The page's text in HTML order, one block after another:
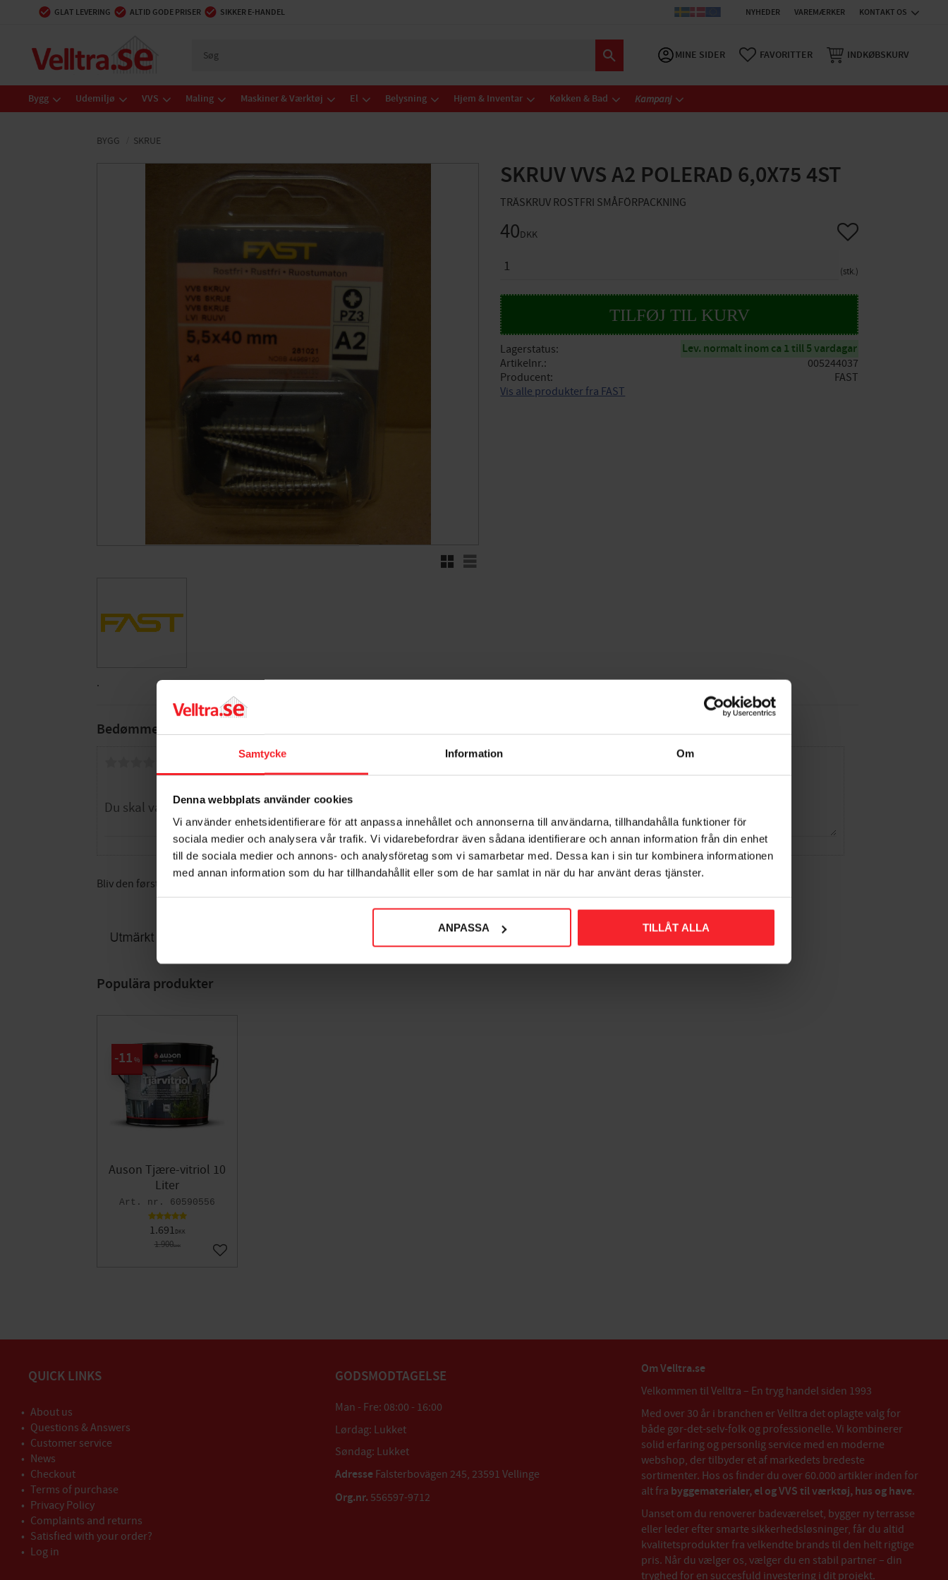
Samtycke Information Om
Denna webbplats använder cookies
Vi använder enhetsidentifierare för att anpassa innehållet och annonserna till användarna, tillhandahålla funktioner för
sociala medier och analysera vår trafik. Vi vidarebefordrar även sådana identifierare och annan information från din enhet
till de sociala medier och annons- och analysföretag som vi samarbetar med. Dessa kan i sin tur kombinera informationen
med annan information som du har tillhandahållit eller som de har samlat in när du har använt deras tjänster.
ANPASSA TILLÅT ALLA
GLAT LEVERING ALTID GODE PRISER SIKKER E-HANDEL NYHEDER VAREMÆRKER KONTAKT OS
MINE SIDER FAVORITTER INDKØBSKURV
Bygg Udemiljø VVS Maling Maskiner & Værktøj El Belysning Hjem & Inventar Køkken & Bad Kampanj
BYGG SKRUE
SKRUV VVS A2 POLERAD 6,0X75 4ST
TRÄSKRUV ROSTFRI SMÅFÖRPACKNING
RutenettListe
40DKK
stk.
Gem som favorit
Lagerstatus Lev. normalt inom ca 1 till 5 vardagar
Artikelnr.
005244037
Producent
FAST
Vis alle produkter fra FAST
.
Bedømmelser
Bliv den første, der giver en bedømmelse.
Populära produkter
Auson Tjære-vitriol 10
Liter
60590556
1.691DKK
1.900DKK
11 %
Gem som favorit
QUICK LINKS
About us
Questions & Answers
Customer service
News
Checkout
Terms of purchase
Privacy Policy
Complaints and returns
Satisfied with your order?
Log in
GODSMODTAGELSE
Man - Fre: 08:00 - 16:00
Lørdag: Lukket
Søndag: Lukket
AdresseFalsterbovägen 245, 23591 Vellinge
Org.nr. 556597-9712
Om Velltra.se
Velkommen til Velltra – En tryg handel siden 1993
Med over 30 år i branchen er Velltra det oplagte valg for
både gør-det-selv-folk og professionelle. Vi kombinerer
solid erfaring og personlig service med en moderne
webshop, der tilbyder et af markedets bredeste
sortimenter. Hos os finder du over 60.000 artikler inden for
alt fra byggematerialer, el og VVS til værktøj, hus og have.
Uanset om du renoverer badeværelset, bygger ny terrasse
eller leder efter smarte sikkerhedsløsninger, får du altid
kvalitetsprodukter fra velkendte brands til den helt rigtige
pris. Når du vælger os, vælger du en stabil partner – din
tryghed for en succesfuld investering i dit projekt.